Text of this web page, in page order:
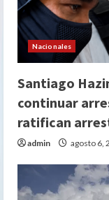
Nacionales
Santiago
continuar
ratifican
admin agosto 6,